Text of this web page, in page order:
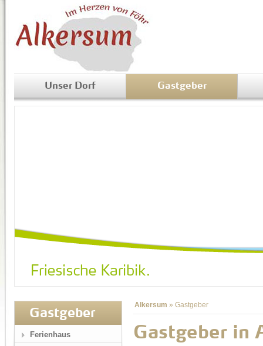
Unser Dorf Gastgeber
Alkersum » Gastgeber
Gastgeber in
Gastgeber
Ferienhaus